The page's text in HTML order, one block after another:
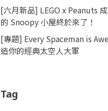
[六月新品] LEGO x Peanuts
的 Snoopy 小屋終於來了！
[專題] Every Spaceman is
造你的經典太空人大軍
Tag